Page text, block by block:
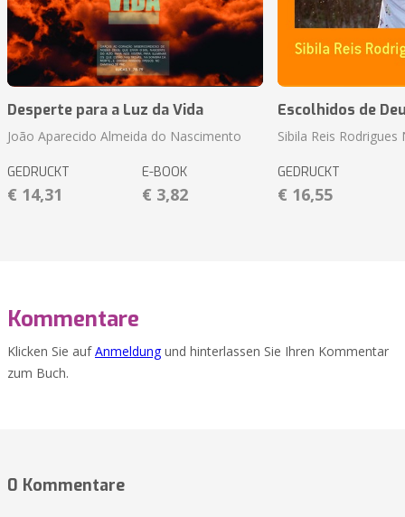
Desperte para a Luz da Vida
João Aparecido Almeida do Nascimento
GEDRUCKT
€ 14,31
E-BOOK
€ 3,82
Escolhidos de
Sibila Reis
GEDRUCKT
€ 16,55
Kommentare
Klicken Sie aufAnmeldungund hinterlassen Sie Ihren Kommentar
zum Buch.
0 Kommentare